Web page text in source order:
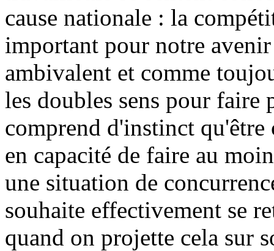
cause nationale : la
important pour notre
ambivalent et comme
les doubles sens pour faire
comprend d'instinct
en capacité de faire au
une situation de
souhaite effectivement se
quand on projette cela sur